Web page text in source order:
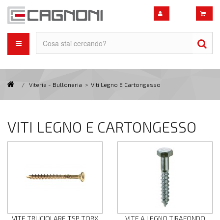
/ Viteria - Bulloneria > Viti Legno E Cartongesso
VITI LEGNO E CARTONGESSO